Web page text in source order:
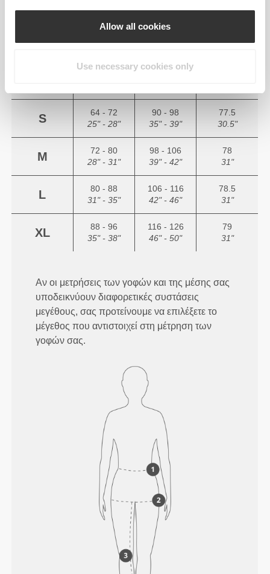
Allow all cookies
Use necessary cookies only
S
64 - 72
25" - 28"
90 - 98
35" - 39"
77.5
30.5"
M
72 - 80
28" - 31"
98 - 106
39" - 42"
78
31"
L
80 - 88
31" - 35"
106 - 116
42" - 46"
78.5
31"
XL
88 - 96
35" - 38"
116 - 126
46" - 50"
79
31"
Αν οι μετρήσεις των γοφών και της μέσης σας
υποδεικνύουν διαφορετικές συστάσεις
μεγέθους, σας προτείνουμε να επιλέξετε το
μέγεθος που αντιστοιχεί στη μέτρηση των
γοφών σας.